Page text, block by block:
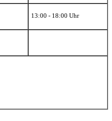
13:00 - 18:00 Uhr